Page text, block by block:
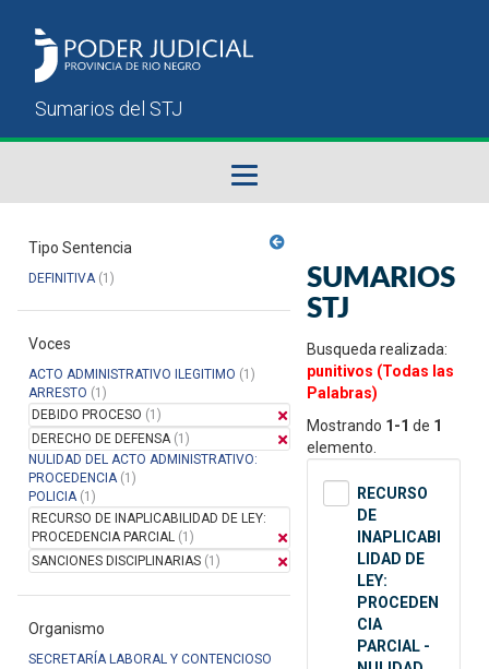
Sumarios del STJ
Manual del Usuario
Tipo Sentencia
DEFINITIVA(1)
Voces
ACTO ADMINISTRATIVO ILEGITIMO (1)
ARRESTO (1)
DEBIDO PROCESO (1)
DERECHO DE DEFENSA(1)
NULIDAD DEL ACTO ADMINISTRATIVO:
PROCEDENCIA(1)
POLICIA(1)
RECURSO DE INAPLICABILIDAD DE LEY:
PROCEDENCIA PARCIAL (1)
SANCIONES DISCIPLINARIAS (1)
Organismo
SECRETARÍA LABORAL Y CONTENCIOSO
SUMARIOS
STJ
Busqueda realizada:
punitivos (Todas las
Palabras)
Mostrando 1-1 de 1
elemento.
RECURSO
DE
INAPLICABI
LIDAD DE
LEY:
PROCEDEN
CIA
PARCIAL -